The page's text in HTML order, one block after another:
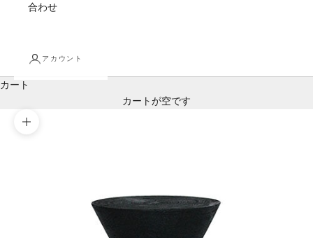
合わせ
アカウント
カート
カートが空です
ズームイン